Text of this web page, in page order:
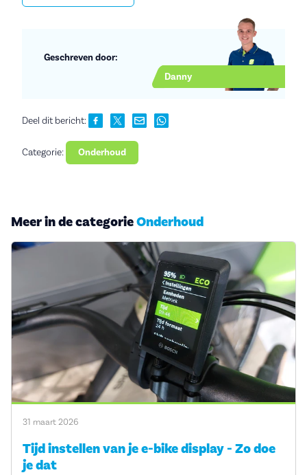
Geschreven door:
Danny
Deel dit bericht:
Categorie: Onderhoud
Meer in de categorieOnderhoud
31 maart 2026
Tijd instellen van je e-bike display - Zo doe
je dat